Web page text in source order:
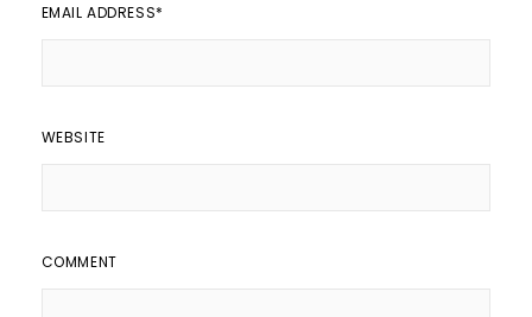
EMAIL ADDRESS*
WEBSITE
COMMENT